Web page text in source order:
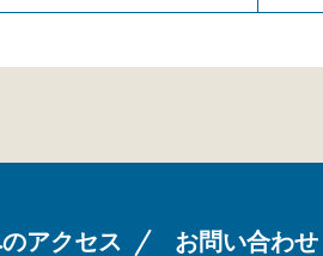
アクセス お問い合わせ